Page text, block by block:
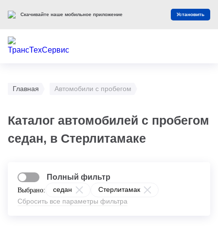
Главная Автомобили с пробегом
Каталог автомобилей с пробегом
седан, в Стерлитамаке
Выбрано: седан
Стерлитамак
Сбросить все параметры фильтра
Полный фильтр
Скачивайте наше мобильное приложение Установить